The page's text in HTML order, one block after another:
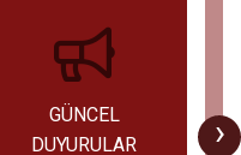
›
GÜNCEL
DUYURULAR